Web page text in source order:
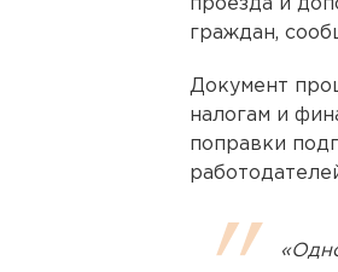
проезда и
граждан,
Документ
налогам и
поправки